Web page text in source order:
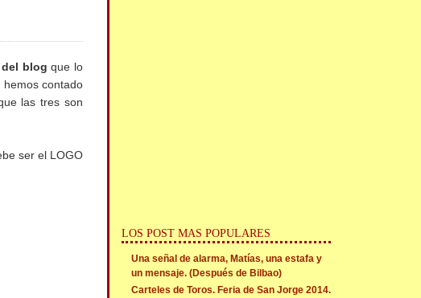
blog que lo
hemos contado
las tres son
ser el LOGO
LOS POST MAS POPULARES
Una señal de alarma, Matías, una estafa y
un mensaje. (Después de Bilbao)
Carteles de Toros. Feria de San Jorge 2014.